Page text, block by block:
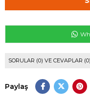
SORULAR (0) VE CEVAPLAR (0)
Paylaş